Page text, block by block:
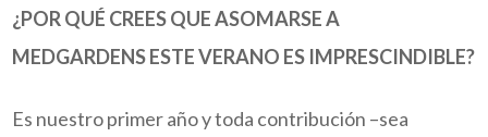
¿POR QUÉ CREES QUE ASOMARSE A
MEDGARDENS ESTE VERANO ES IMPRESCINDIBLE?
Es nuestro primer año y toda contribución –sea